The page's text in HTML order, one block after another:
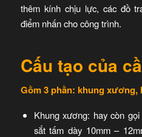
thêm kính chịu lực, các đồ
điểm nhấn cho công trình.
Cấu tạo của
Gồm 3 phần: khung xương,
Khung xương: hay còn
sắt tấm dày 10mm –